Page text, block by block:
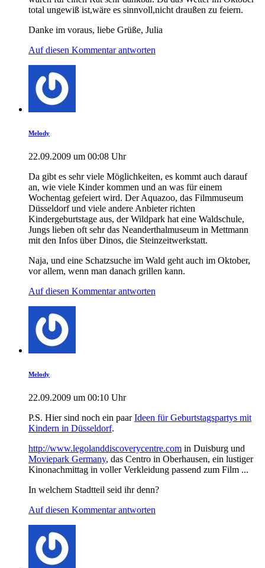
total ungewiß ist,wäre es sinnvoll,nicht draußen zu feiern.
Danke im voraus, liebe Grüße, Julia
Auf diesen Kommentar antworten
Melody
22.09.2009 um 00:08 Uhr
Da gibt es sehr viele Möglichkeiten, es kommt auch darauf
an, wie viele Kinder kommen und an was für einem
Wochentag gefeiert wird. Der Aquazoo, das Filmmuseum
Düsseldorf und viele andere Anbieter richten
Kindergeburtstage aus, der Wildpark hat eine Waldschule,
Jungs lieben oft sehr das Neanderthalmuseum in Mettmann
mit den Infos über Dinos, die Steinzeitwerkstatt.
Naja, und eine Schatzsuche im Wald geht auch im Oktober,
vor allem, wenn man danach grillen kann.
Auf diesen Kommentar antworten
Melody
22.09.2009 um 00:10 Uhr
P.S. Hier sind noch ein paarIdeen für Geburtstagspartys mit
Kindern in Düsseldorf.
http://www.legolanddiscoverycentre.com in Duisburg und
Moviepark Germany, das Centro in Oberhausen, ein lustiger
Kinonachmittag in voller Verkleidung passend zum Film ...
In welchem Stadtteil seid ihr denn?
Auf diesen Kommentar antworten